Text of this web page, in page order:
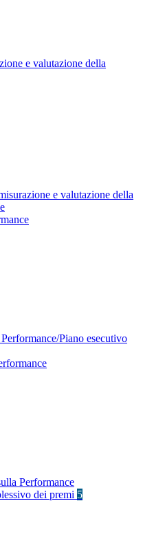
e valutazione della
e valutazione della
Piano esecutivo
Performance
dei premi 5